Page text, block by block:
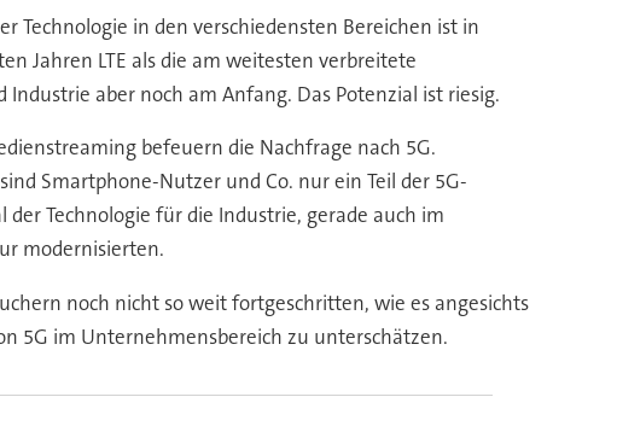
Technologie in den verschiedensten Bereichen ist in
Jahren LTE als die am weitesten verbreitete
aber noch am Anfang. Das Potenzial ist riesig.
befeuern die Nachfrage nach 5G.
Smartphone-Nutzer und Co. nur ein Teil der 5G-
Technologie für die Industrie, gerade auch im
modernisierten.
noch nicht so weit fortgeschritten, wie es angesichts
5G im Unternehmensbereich zu unterschätzen.